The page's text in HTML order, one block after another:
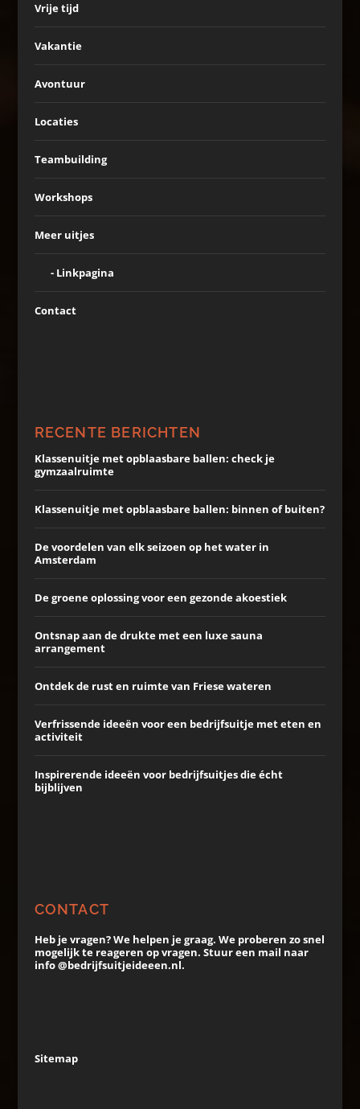
Vrije tijd
Vakantie
Avontuur
Locaties
Teambuilding
Workshops
Meer uitjes
Linkpagina
Contact
RECENTE BERICHTEN
Klassenuitje met opblaasbare ballen: check je
gymzaalruimte
Klassenuitje met opblaasbare ballen: binnen of buiten?
De voordelen van elk seizoen op het water in
Amsterdam
De groene oplossing voor een gezonde akoestiek
Ontsnap aan de drukte met een luxe sauna
arrangement
Ontdek de rust en ruimte van Friese wateren
Verfrissende ideeën voor een bedrijfsuitje met eten en
activiteit
Inspirerende ideeën voor bedrijfsuitjes die écht
bijblijven
CONTACT
Heb je vragen? We helpen je graag. We proberen zo snel
mogelijk te reageren op vragen. Stuur een mail naar
info @bedrijfsuitjeideeen.nl.
Sitemap